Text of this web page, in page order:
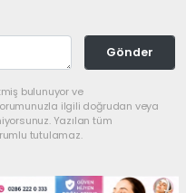
Gönder
bulunuyor ve
ilgili doğrudan veya
Yazılan tüm
tutulamaz.